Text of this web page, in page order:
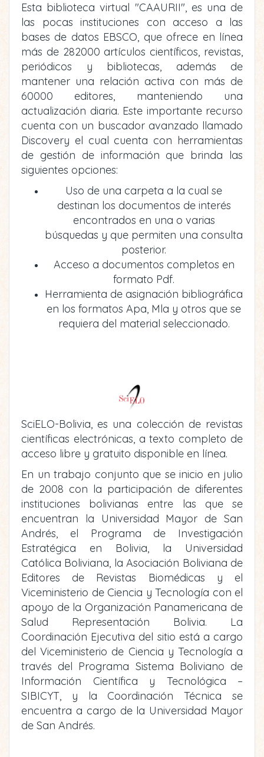
Esta biblioteca virtual "CAAURII", es una de
las pocas instituciones con acceso a las
bases de datos EBSCO, que ofrece en línea
más de 282000 artículos científicos, revistas,
periódicos y bibliotecas, además de
mantener una relación activa con más de
60000 editores, manteniendo una
actualización diaria. Este importante recurso
cuenta con un buscador avanzado llamado
Discovery el cual cuenta con herramientas
de gestión de información que brinda las
siguientes opciones:
Uso de una carpeta a la cual se
destinan los documentos de interés
encontrados en una o varias
búsquedas y que permiten una consulta
posterior.
Acceso a documentos completos en
formato Pdf.
Herramienta de asignación bibliográfica
en los formatos Apa, Mla y otros que se
requiera del material seleccionado.
SciELO-Bolivia, es una colección de revistas
científicas electrónicas, a texto completo de
acceso libre y gratuito disponible en línea.
En un trabajo conjunto que se inicio en julio
de 2008 con la participación de diferentes
instituciones bolivianas entre las que se
encuentran la Universidad Mayor de San
Andrés, el Programa de Investigación
Estratégica en Bolivia, la Universidad
Católica Boliviana, la Asociación Boliviana de
Editores de Revistas Biomédicas y el
Viceministerio de Ciencia y Tecnología con el
apoyo de la Organización Panamericana de
Salud Representación Bolivia. La
Coordinación Ejecutiva del sitio está a cargo
del Viceministerio de Ciencia y Tecnología a
través del Programa Sistema Boliviano de
Información Científica y Tecnológica –
SIBICYT, y la Coordinación Técnica se
encuentra a cargo de la Universidad Mayor
de San Andrés.